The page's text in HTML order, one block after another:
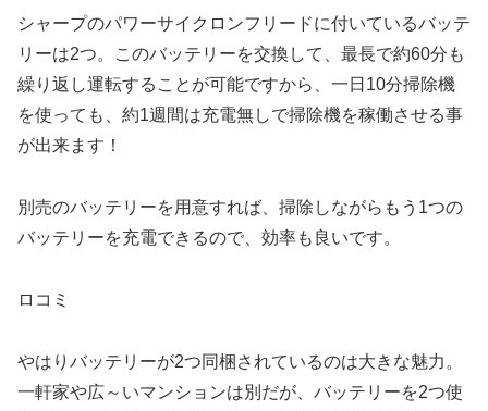
シャープのパワーサイクロンフリードに付いているバッテ
リーは2つ。このバッテリーを交換して、最長で約60分も
繰り返し運転することが可能ですから、一日10分掃除機
を使っても、約1週間は充電無しで掃除機を稼働させる事
が出来ます！
別売のバッテリーを用意すれば、掃除しながらもう1つの
バッテリーを充電できるので、効率も良いです。
ロコミ
やはりバッテリーが2つ同梱されているのは大きな魅力。
一軒家や広～いマンションは別だが、バッテリーを2つ使